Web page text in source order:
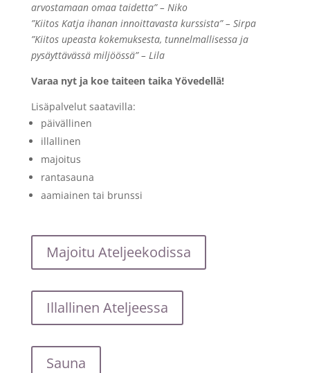
arvostamaan omaa taidetta” – Niko
”Kiitos Katja ihanan innoittavasta kurssista” – Sirpa
”Kiitos upeasta kokemuksesta, tunnelmallisessa ja
pysäyttävässä miljöössä” – Lila
Varaa nyt ja koe taiteen taika Yövedellä!
Lisäpalvelut saatavilla:
päivällinen
illallinen
majoitus
rantasauna
aamiainen tai brunssi
Majoitu Ateljeekodissa
Illallinen Ateljeessa
Sauna